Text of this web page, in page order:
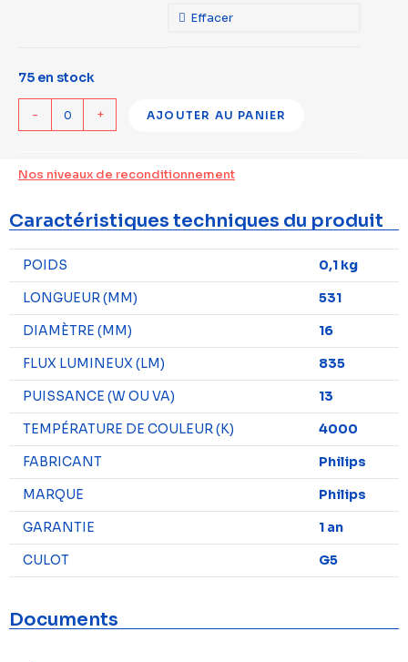
Effacer
75 en stock
- + AJOUTER AU PANIER
Nos niveaux de reconditionnement
Caractéristiques techniques du produit
POIDS
0,1 kg
LONGUEUR (MM)
531
DIAMÈTRE (MM)
16
FLUX LUMINEUX (LM)
835
PUISSANCE (W OU VA)
13
TEMPÉRATURE DE COULEUR (K)
4000
FABRICANT
Philips
MARQUE
Philips
GARANTIE
1 an
CULOT
G5
Documents